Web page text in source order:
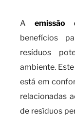
Aemissão
benefícios
resíduos
ambiente.
está em
relacionadas
de resíduos